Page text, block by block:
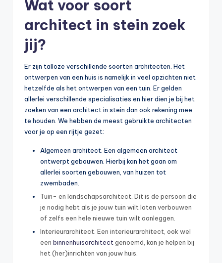
Wat voor soort
architect in stein zoek
jij?
Er zijn talloze verschillende soorten architecten. Het
ontwerpen van een huis is namelijk in veel opzichten niet
hetzelfde als het ontwerpen van een tuin. Er gelden
allerlei verschillende specialisaties en hier dien je bij het
zoeken van een architect in stein dan ook rekening mee
te houden. We hebben de meest gebruikte architecten
voor je op een rijtje gezet:
Algemeen architect. Een algemeen architect
ontwerpt gebouwen. Hierbij kan het gaan om
allerlei soorten gebouwen, van huizen tot
zwembaden.
Tuin- en landschapsarchitect. Dit is de persoon die
je nodig hebt als je jouw tuin wilt laten verbouwen
of zelfs een hele nieuwe tuin wilt aanleggen.
Interieurarchitect. Een interieurarchitect, ook wel
een binnenhuisarchitect genoemd, kan je helpen bij
het (her)inrichten van jouw huis.